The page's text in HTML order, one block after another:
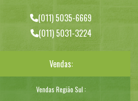
(011) 5035-6669
(011) 5031-3224
Vendas:
Vendas Região Sul :